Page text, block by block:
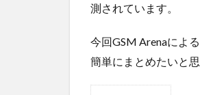
測されています。
今回GSM Arenaによ
簡単にまとめたいと思